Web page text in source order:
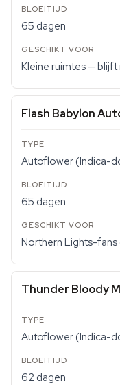
65 dagen
Kleine ruimtes —
Flash Babylon
Autoflower (Indica-
65 dagen
Northern Lights-fans
Thunder Bloody
Autoflower (Indica-
62 dagen